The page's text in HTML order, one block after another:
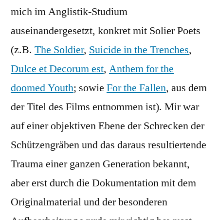
mich im Anglistik-Studium
auseinandergesetzt, konkret mit Solier Poets
(z.B. The Soldier, Suicide in the Trenches,
Dulce et Decorum est, Anthem for the
doomed Youth; sowie For the Fallen, aus dem
der Titel des Films entnommen ist). Mir war
auf einer objektiven Ebene der Schrecken der
Schützengräben und das daraus resultiertende
Trauma einer ganzen Generation bekannt,
aber erst durch die Dokumentation mit dem
Originalmaterial und der besonderen